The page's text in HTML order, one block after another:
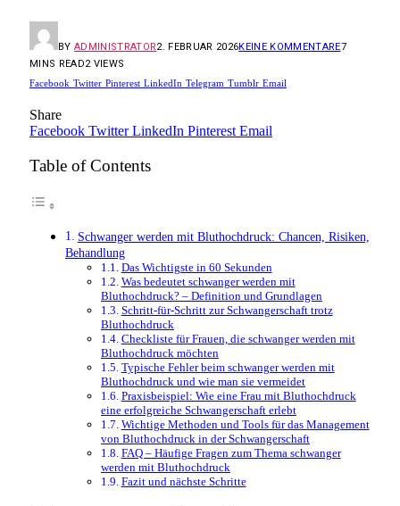
BY ADMINISTRATOR2. FEBRUAR 2026KEINE KOMMENTARE7
MINS READ2 VIEWS
Facebook Twitter Pinterest LinkedIn Telegram Tumblr Email
Share
Facebook Twitter LinkedIn Pinterest Email
Table of Contents
Schwanger werden mit Bluthochdruck: Chancen, Risiken,
Behandlung
Das Wichtigste in 60 Sekunden
Was bedeutet schwanger werden mit
Bluthochdruck? – Definition und Grundlagen
Schritt-für-Schritt zur Schwangerschaft trotz
Bluthochdruck
Checkliste für Frauen, die schwanger werden mit
Bluthochdruck möchten
Typische Fehler beim schwanger werden mit
Bluthochdruck und wie man sie vermeidet
Praxisbeispiel: Wie eine Frau mit Bluthochdruck
eine erfolgreiche Schwangerschaft erlebt
Wichtige Methoden und Tools für das Management
von Bluthochdruck in der Schwangerschaft
FAQ – Häufige Fragen zum Thema schwanger
werden mit Bluthochdruck
Fazit und nächste Schritte